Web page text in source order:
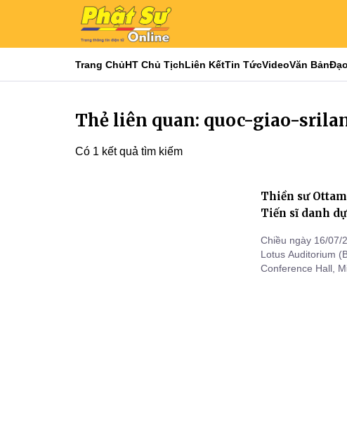
Trang ChủHT Chủ TịchLiên KếtTin TứcVideoVăn Bản
Thẻ liên quan: quoc-giao-
Có 1 kết quả tìm kiếm
Thiền sư
Tiến sĩ danh
Chiều ngày 16/07/
Lotus Auditorium
Conference Hall,